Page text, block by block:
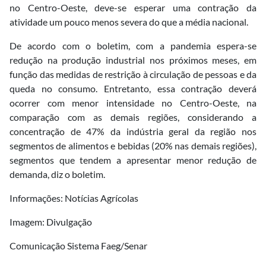
no Centro-Oeste, deve-se esperar uma contração da
atividade um pouco menos severa do que a média nacional.
De acordo com o boletim, com a pandemia espera-se
redução na produção industrial nos próximos meses, em
função das medidas de restrição à circulação de pessoas e da
queda no consumo. Entretanto, essa contração deverá
ocorrer com menor intensidade no Centro-Oeste, na
comparação com as demais regiões, considerando a
concentração de 47% da indústria geral da região nos
segmentos de alimentos e bebidas (20% nas demais regiões),
segmentos que tendem a apresentar menor redução de
demanda, diz o boletim.
Informações: Notícias Agrícolas
Imagem: Divulgação
Comunicação Sistema Faeg/Senar